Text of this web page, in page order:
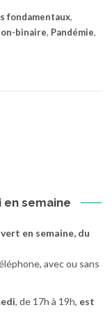
fondamentaux,
binaire, Pandémie,
en semaine
en semaine, du
avec ou sans
, de 17h à 19h, est